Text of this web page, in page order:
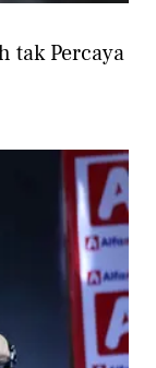
tak Percaya